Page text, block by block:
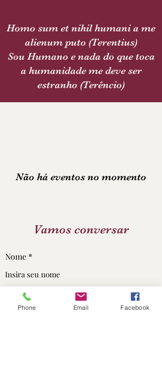
Homo sum et nihil humani a me
alienum puto (Terentius)
Sou Humano e nada do que toca
a humanidade me deve ser
estranho (Terêncio)
Não há eventos no momento
Vamos conversar
Nome
Email
Phone Email Facebook